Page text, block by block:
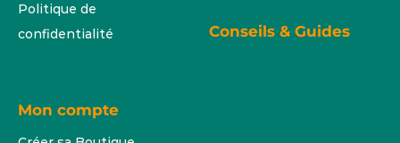
Politique de
confidentialité
Conseils & Guides
Mon compte